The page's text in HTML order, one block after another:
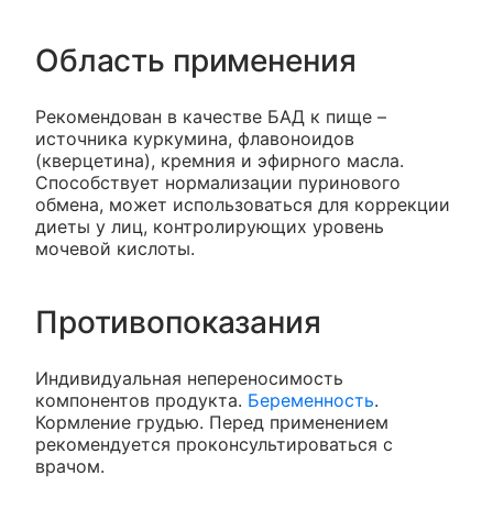
Область применения
Рекомендован в качестве БАД к пище –
источника куркумина, флавоноидов
(кверцетина), кремния и эфирного масла.
Способствует нормализации пуринового
обмена, может использоваться для коррекции
диеты у лиц, контролирующих уровень
мочевой кислоты.
Противопоказания
Индивидуальная непереносимость
компонентов продукта. Беременность.
Кормление грудью. Перед применением
рекомендуется проконсультироваться с
врачом.